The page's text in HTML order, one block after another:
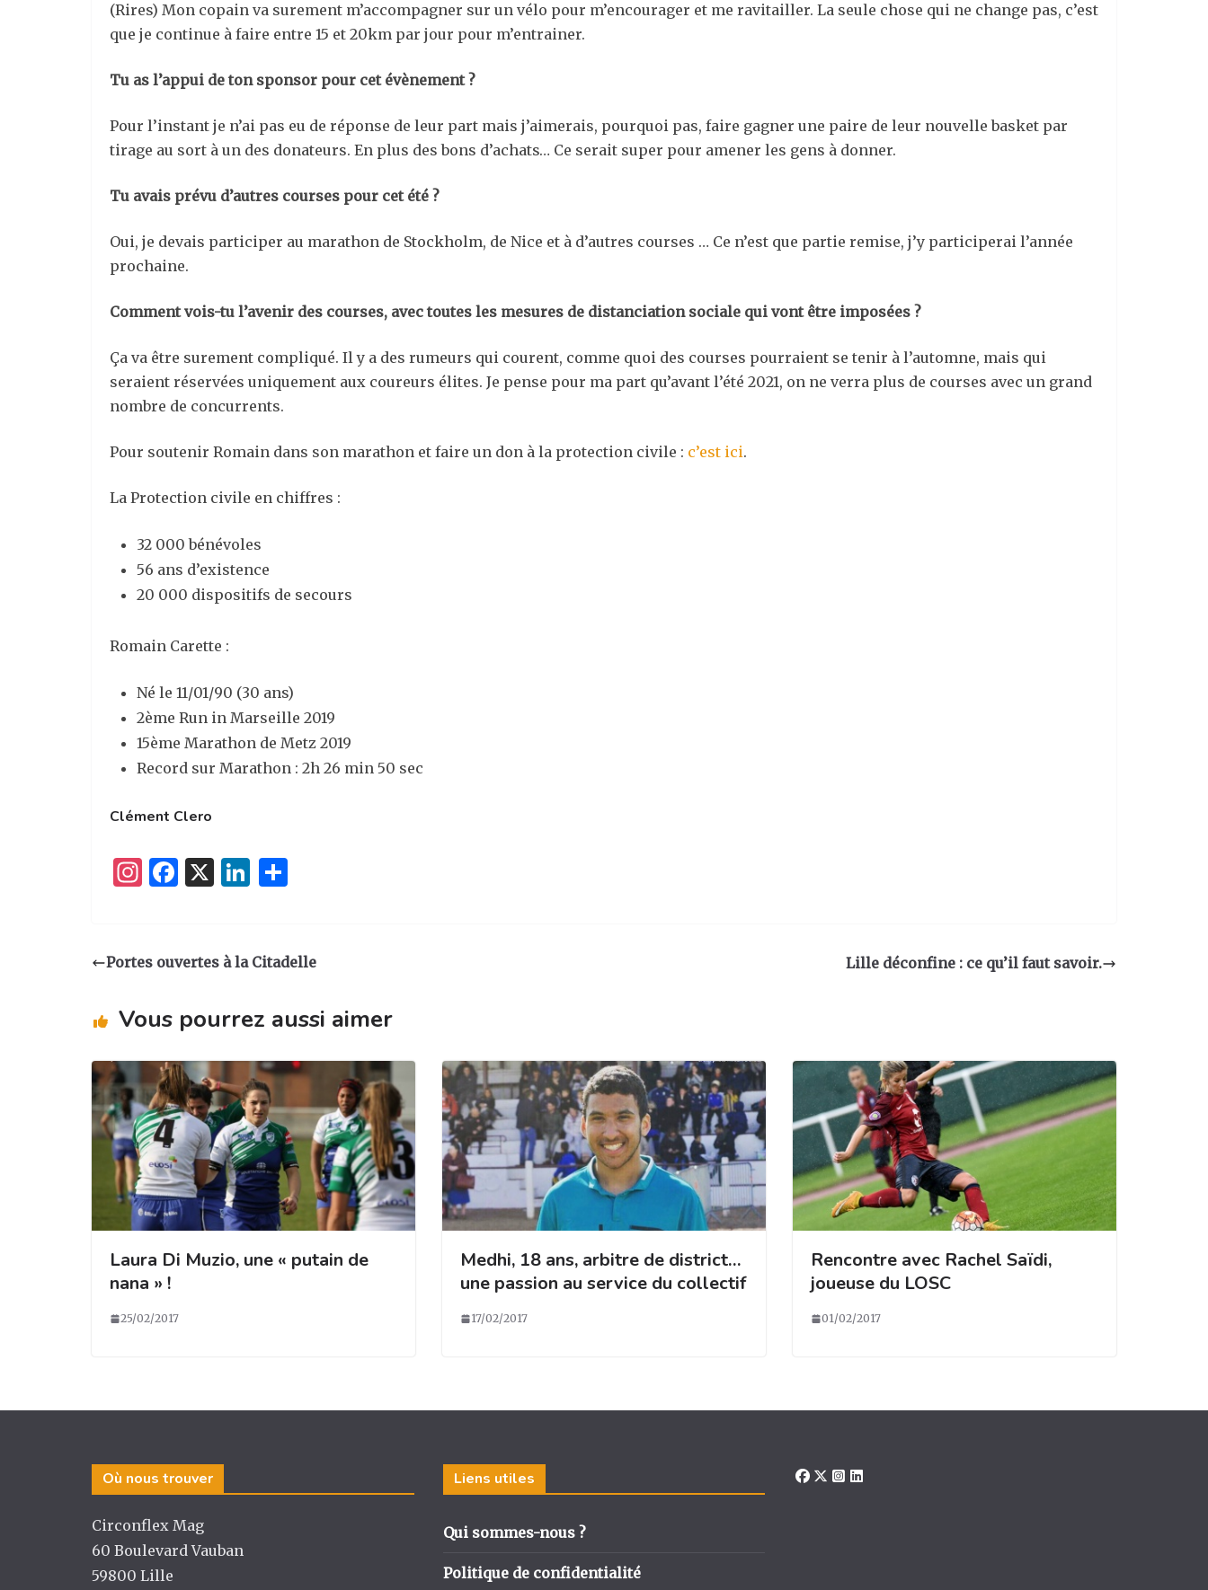
(Rires) Mon copain va surement m’accompagner sur un vélo pour m’encourager et me ravitailler. La seule chose qui ne change pas, c’est
que je continue à faire entre 15 et 20km par jour pour m’entrainer.
Tu as l’appui de ton sponsor pour cet évènement ?
Pour l’instant je n’ai pas eu de réponse de leur part mais j’aimerais, pourquoi pas, faire gagner une paire de leur nouvelle basket par
tirage au sort à un des donateurs. En plus des bons d’achats… Ce serait super pour amener les gens à donner.
Tu avais prévu d’autres courses pour cet été ?
Oui, je devais participer au marathon de Stockholm, de Nice et à d’autres courses … Ce n’est que partie remise, j’y participerai l’année
prochaine.
Comment vois-tu l’avenir des courses, avec toutes les mesures de distanciation sociale qui vont être imposées ?
Ça va être surement compliqué. Il y a des rumeurs qui courent, comme quoi des courses pourraient se tenir à l’automne, mais qui
seraient réservées uniquement aux coureurs élites. Je pense pour ma part qu’avant l’été 2021, on ne verra plus de courses avec un grand
nombre de concurrents.
Pour soutenir Romain dans son marathon et faire un don à la protection civile : c’est ici.
La Protection civile en chiffres :
32 000 bénévoles
56 ans d’existence
20 000 dispositifs de secours
Romain Carette :
Né le 11/01/90 (30 ans)
2ème Run in Marseille 2019
15ème Marathon de Metz 2019
Record sur Marathon : 2h 26 min 50 sec
Clément Clero
I
a
ra
F
e
o
k
X
Li
e
n
g
Portes ouvertes à la Citadelle Lille déconfine : ce qu’il faut savoir.
Vous pourrez aussi aimer
Laura Di Muzio, une « putain de
nana » !
25/02/2017
Medhi, 18 ans, arbitre de district…
une passion au service du collectif
17/02/2017
Rencontre avec Rachel Saïdi,
joueuse du LOSC
01/02/2017
Où nous trouver
Circonflex Mag
60 Boulevard Vauban
59800 Lille
Liens utiles
Qui sommes-nous ?
Politique de confidentialité